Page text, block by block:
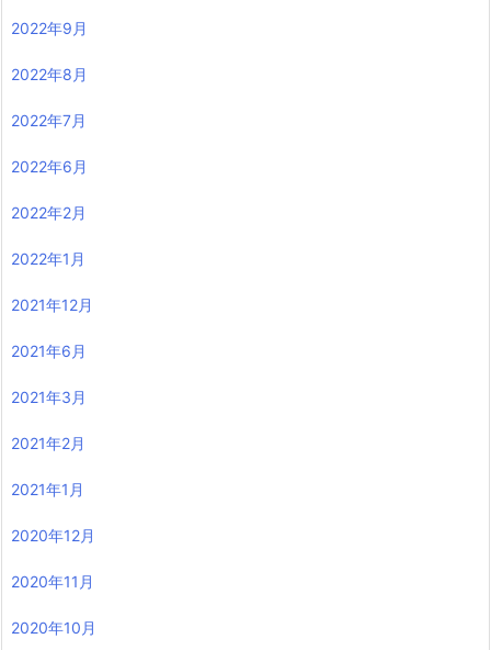
2022年9月
2022年8月
2022年7月
2022年6月
2022年2月
2022年1月
2021年12月
2021年6月
2021年3月
2021年2月
2021年1月
2020年12月
2020年11月
2020年10月